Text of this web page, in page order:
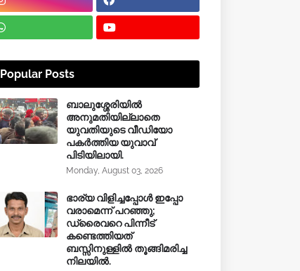
Popular Posts
ബാലുശ്ശേരിയിൽ
അനുമതിയില്ലാതെ
യുവതിയുടെ വീഡിയോ
പകർത്തിയ യുവാവ്
പിടിയിലായി.
Monday, August 03, 2026
ഭാര്യ വിളിച്ചപ്പോള്‍ ഇപ്പോ
വരാമെന്ന് പറഞ്ഞു;
ഡ്രൈവറെ പിന്നീട്
കണ്ടെത്തിയത്
ബസ്സിനുള്ളില്‍ തൂങ്ങിമരിച്ച
നിലയിൽ.